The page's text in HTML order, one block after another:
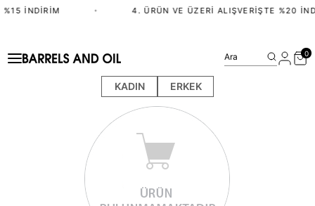
İNDIRIM • 4. ÜRÜN VE ÜZERI ALIŞVERIŞTE %20
KADIN ERKEK
Ara 0